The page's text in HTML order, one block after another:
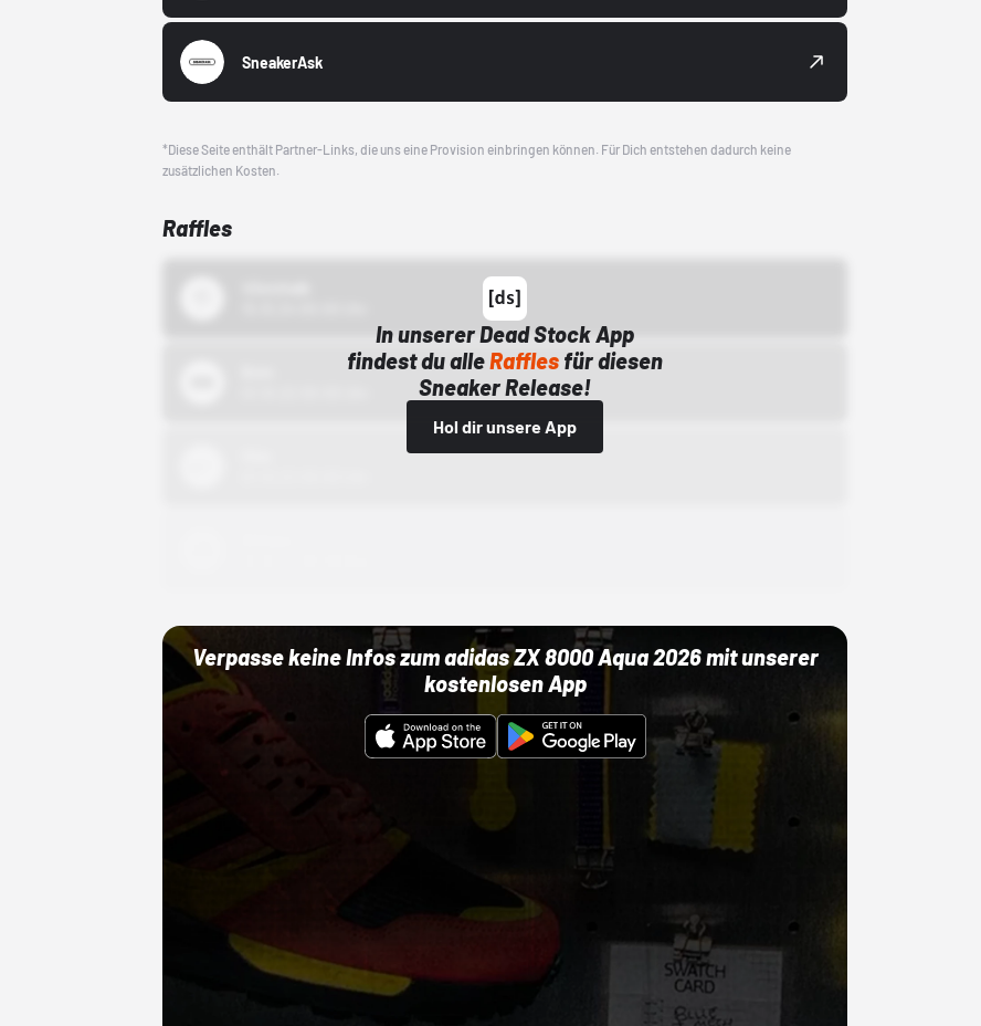
SneakerAsk
*Diese Seite enthält Partner-Links, die uns eine Provision einbringen können. Für Dich entstehen dadurch keine
zusätzlichen Kosten.
Raffles
In unserer Dead Stock App
findest du alleRaffles für diesen
Sneaker Release!
Hol dir unsere App
Verpasse keine Infos zum adidas ZX 8000 Aqua 2026 mit unserer
kostenlosen App